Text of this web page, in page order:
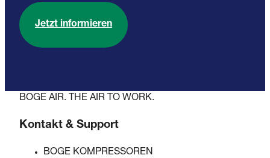
Jetzt informieren
BOGE AIR. THE AIR TO WORK.
Kontakt & Support
BOGE KOMPRESSOREN